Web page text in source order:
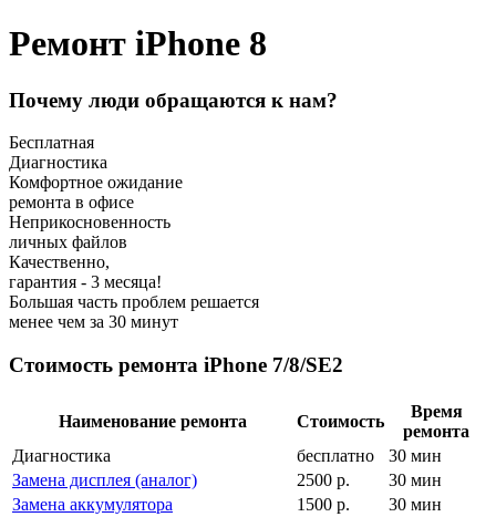
Ремонт iPhone 8
Почему люди обращаются к нам?
Бесплатная
Диагностика
Комфортное ожидание
ремонта в офисе
Неприкосновенность
личных файлов
Качественно,
гарантия - 3 месяца!
Большая часть проблем решается
менее чем за 30 минут
Стоимость ремонта iPhone 7/8/SE2
Наименование ремонта Стоимость
Время
ремонта
Диагностика
бесплатно
30 мин
Замена дисплея (аналог)
2500 р.
30 мин
Замена аккумулятора
1500 р.
30 мин